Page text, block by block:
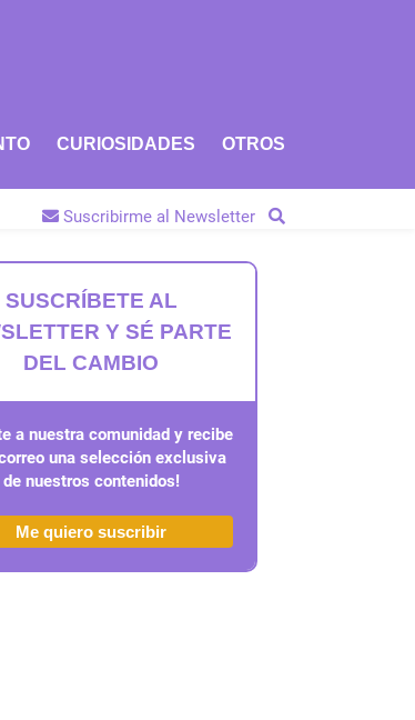
CURIOSIDADES OTROS
Suscribirme al Newsletter
SUSCRÍBETE AL
Y SÉ PARTE
DEL CAMBIO
a nuestra comunidad y recibe
una selección exclusiva
de nuestros contenidos!
Me quiero suscribir